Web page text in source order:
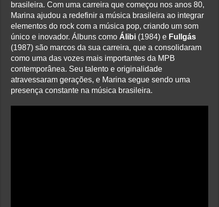
brasileira. Com uma carreira que começou nos anos 80,
Marina ajudou a redefinir a música brasileira ao integrar
elementos do rock com a música pop, criando um som
único e inovador. Álbuns como Álibi (1984) e Fullgás
(1987) são marcos da sua carreira, que a consolidaram
como uma das vozes mais importantes da MPB
contemporânea. Seu talento e originalidade
atravessaram gerações, e Marina segue sendo uma
presença constante na música brasileira.